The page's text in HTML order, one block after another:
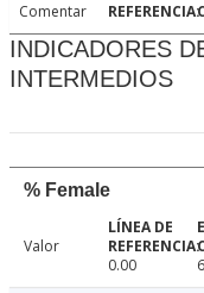
Comentar
INDICADORES
INTERMEDIOS
% Female
Valor
0.00